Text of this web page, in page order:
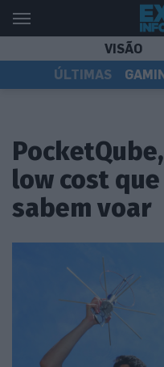
VISÃO
ÚLTIMAS
low cost
sabem voar